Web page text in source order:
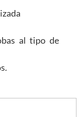
al tipo de